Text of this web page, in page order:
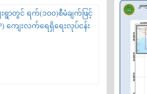
ရွာတွင် ရက်(၁၀၀)စီမံချက်ဖြင့်
ကျေးလက်ရေရှိရေးလုပ်ငန်း